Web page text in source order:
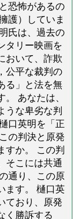
恐怖があるの
護）していま
氏は、過去の
タリー映画を
おいて、詐欺
公平な裁判の
る」と法を無
あなたは、
うな卑劣な判
口英明を「正
の判決と原発
すか。 この判
そこには共通
通り、この原
ます。 樋口英
ており、原発
く勝訴する